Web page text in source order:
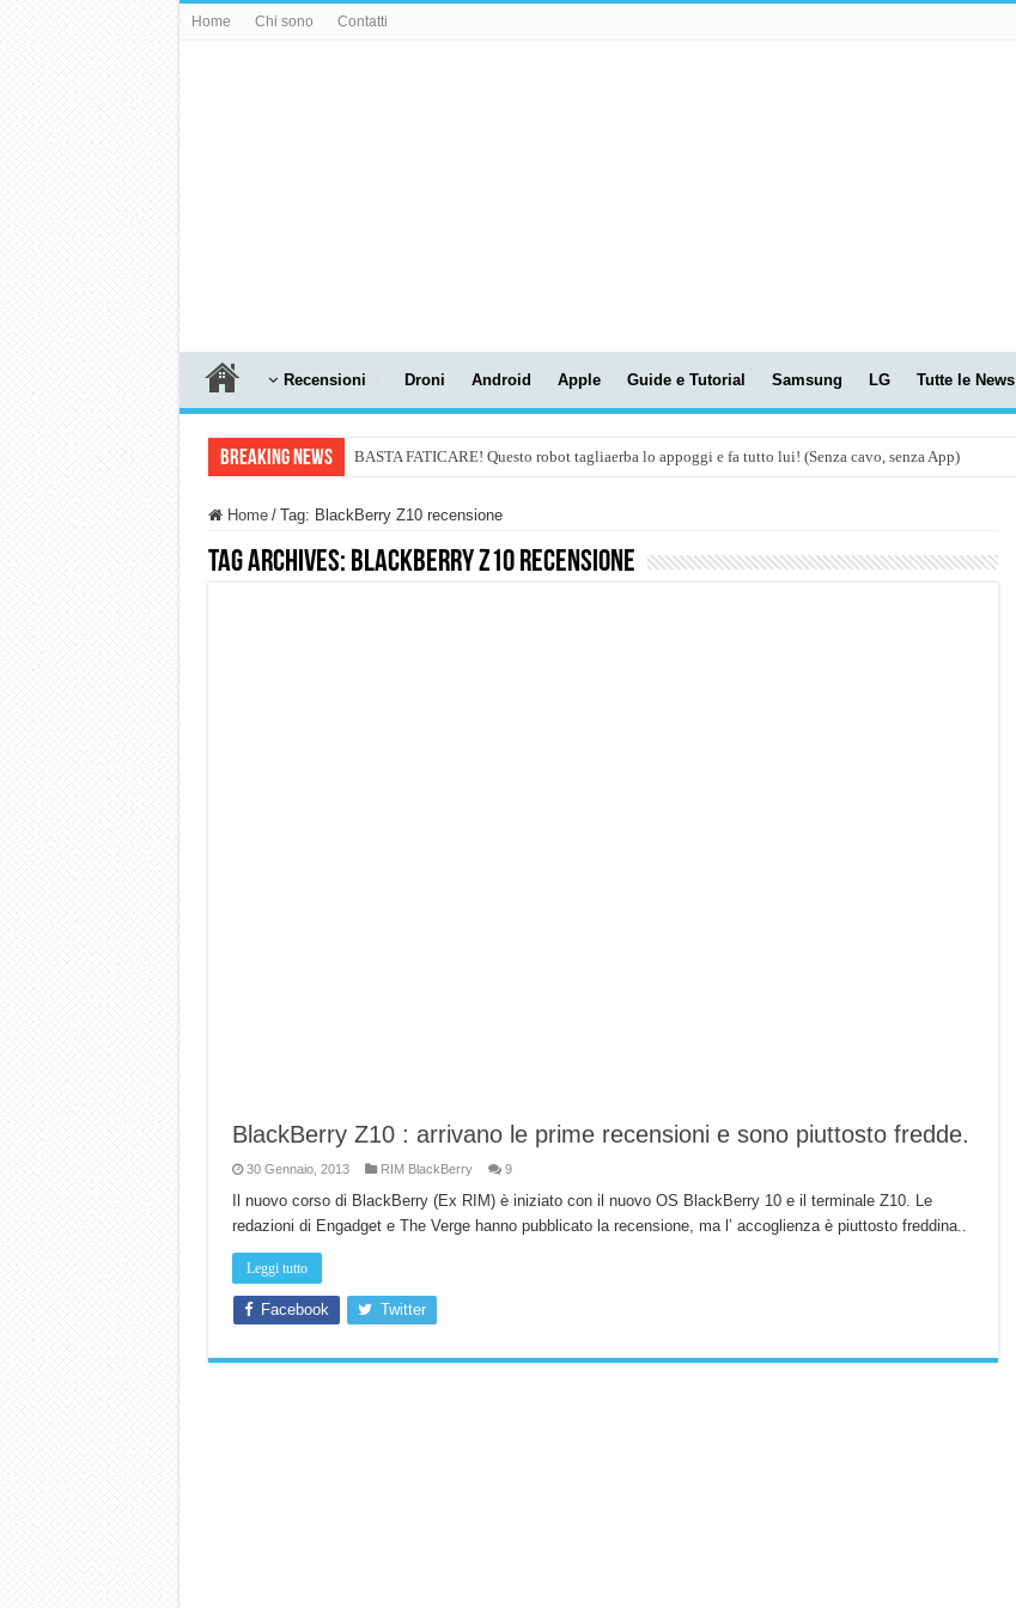
Home Chi sono Contatti
Recensioni Droni Android Apple Guide e Tutorial Samsung LG Tutte le News
Breaking News BASTA FATICARE! Questo robot tagliaerba lo appoggi e fa tutto lui! (Senza cavo, senza App)
Dashcam 70mai A810 Lite: Piccola, 4K e molto efficace. Ecco come va in strada
Home / Tag: BlackBerry Z10 recensione
Tag Archives: BlackBerry Z10 recensione
BlackBerry Z10 : arrivano le prime recensioni e sono piuttosto fredde.
30 Gennaio, 2013 RIM BlackBerry 9
Il nuovo corso di BlackBerry (Ex RIM) è iniziato con il nuovo OS BlackBerry 10 e il terminale Z10. Le
redazioni di Engadget e The Verge hanno pubblicato la recensione, ma l’ accoglienza è piuttosto freddina..
Leggi tutto
Facebook Twitter